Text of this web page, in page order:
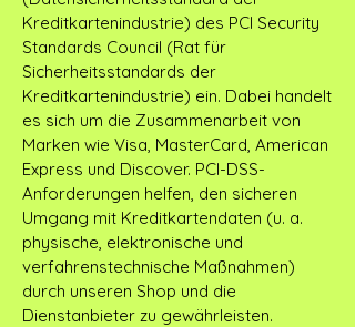
Kreditkartenindustrie) des PCI Security
Standards Council (Rat für
Sicherheitsstandards der
Kreditkartenindustrie) ein. Dabei handelt
es sich um die Zusammenarbeit von
Marken wie Visa, MasterCard, American
Express und Discover. PCI-DSS-
Anforderungen helfen, den sicheren
Umgang mit Kreditkartendaten (u. a.
physische, elektronische und
verfahrenstechnische Maßnahmen)
durch unseren Shop und die
Dienstanbieter zu gewährleisten.